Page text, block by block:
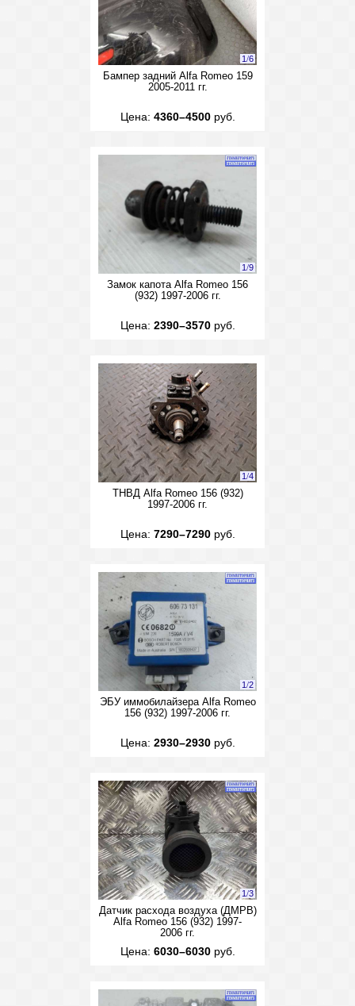
1/6
Бампер задний Alfa Romeo 159
2005-2011 гг.
Цена: 4360–4500руб.
1/9
Замок капота Alfa Romeo 156
(932) 1997-2006 гг.
Цена: 2390–3570руб.
1/4
ТНВД Alfa Romeo 156 (932)
1997-2006 гг.
Цена: 7290–7290руб.
1/2
ЭБУ иммобилайзера Alfa Romeo
156 (932) 1997-2006 гг.
Цена: 2930–2930руб.
1/3
Датчик расхода воздуха (ДМРВ)
Alfa Romeo 156 (932) 1997-
2006 гг.
Цена: 6030–6030руб.